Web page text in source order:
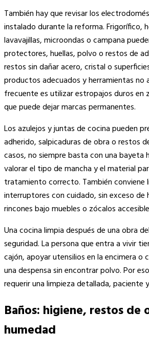
También hay que revisar los
instalado durante la reforma. Frigorífico,
lavavajillas, microondas o campana
protectores, huellas, polvo o restos de
restos sin dañar acero, cristal o
productos adecuados y herramientas no
frecuente es utilizar estropajos duros en
que puede dejar marcas permanentes.
Los azulejos y juntas de cocina pueden
adherido, salpicaduras de obra o restos
casos, no siempre basta con una bayeta
valorar el tipo de mancha y el material
tratamiento correcto. También conviene
interruptores con cuidado, sin exceso de
rincones bajo muebles o zócalos
Una cocina limpia después de una obra
seguridad. La persona que entra a vivir
cajón, apoyar utensilios en la encimera o
una despensa sin encontrar polvo. Por
requerir una limpieza detallada, paciente
Baños: higiene, restos de
humedad